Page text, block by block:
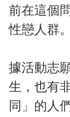
前在這個
性戀人群。
據活動志
生，也有
同」的人